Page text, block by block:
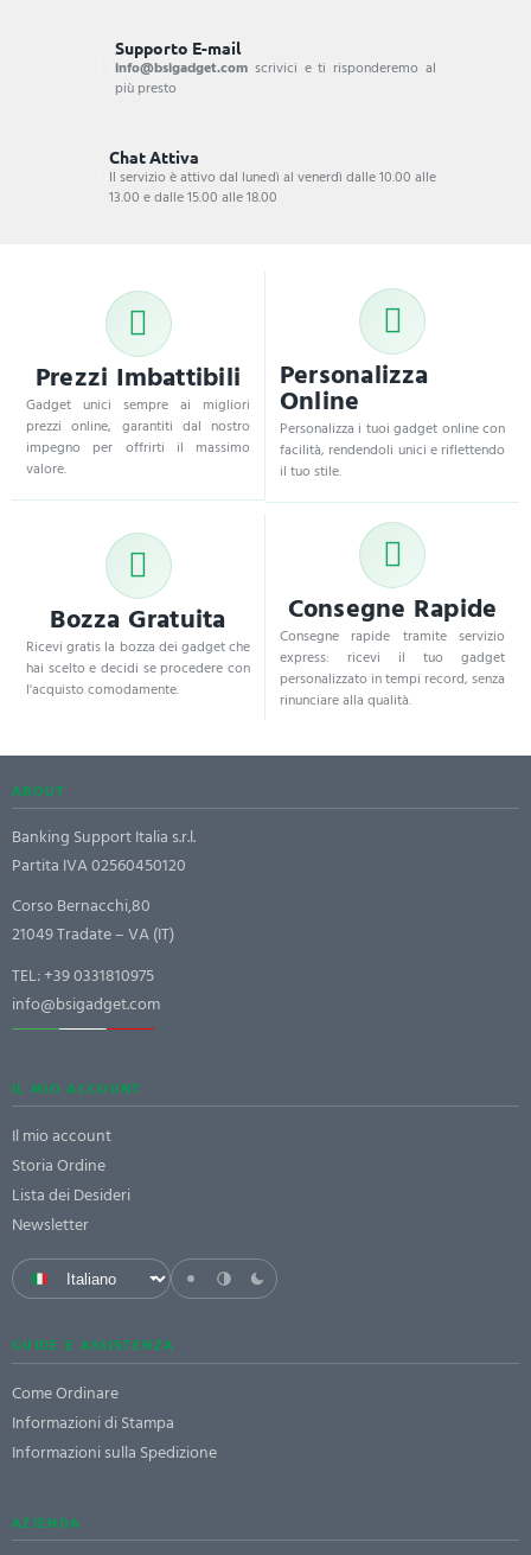
Supporto E-mail
info@bsigadget.com scrivici e ti risponderemo al
più presto
Chat Attiva
Il servizio è attivo dal lunedì al venerdì dalle 10.00 alle
13.00 e dalle 15.00 alle 18.00
Prezzi Imbattibili
Gadget unici sempre ai migliori
prezzi online, garantiti dal nostro
impegno per offrirti il massimo
valore.
Personalizza
Online
Personalizza i tuoi gadget online con
facilità, rendendoli unici e riflettendo
il tuo stile.
Bozza Gratuita
Ricevi gratis la bozza dei gadget che
hai scelto e decidi se procedere con
l'acquisto comodamente.
Consegne Rapide
Consegne rapide tramite servizio
express: ricevi il tuo gadget
personalizzato in tempi record, senza
rinunciare alla qualità.
ABOUT
Banking Support Italia s.r.l.
Partita IVA 02560450120
Corso Bernacchi,80
21049 Tradate – VA (IT)
TEL:+39 0331810975
info@bsigadget.com
IL MIO ACCOUNT
Il mio account
Storia Ordine
Lista dei Desideri
Newsletter
GUIDE E ASSISTENZA
Come Ordinare
Informazioni di Stampa
Informazioni sulla Spedizione
AZIENDA